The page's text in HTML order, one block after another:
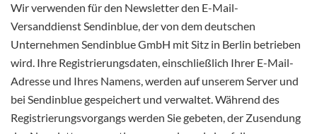
Wir verwenden für den Newsletter den E-Mail-
Versanddienst Sendinblue, der von dem deutschen
Unternehmen Sendinblue GmbH mit Sitz in Berlin betrieben
wird. Ihre Registrierungsdaten, einschließlich Ihrer E-Mail-
Adresse und Ihres Namens, werden auf unserem Server und
bei Sendinblue gespeichert und verwaltet. Während des
Registrierungsvorgangs werden Sie gebeten, der Zusendung